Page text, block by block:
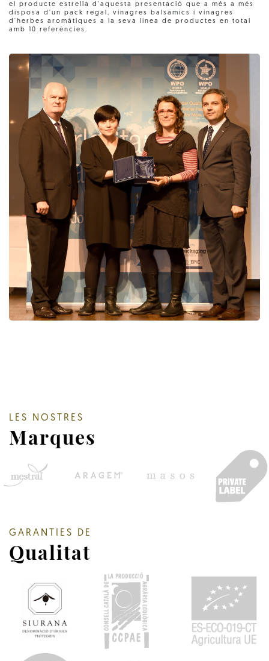
el producte estrella d'aquesta presentació que a més a més
disposa d'un pack regal, vinagres balsàmics i vinagres
d'herbes aromàtiques a la seva línea de productes en total
amb 10 referències.
LES NOSTRES
Marques
GARANTIES DE
Qualitat